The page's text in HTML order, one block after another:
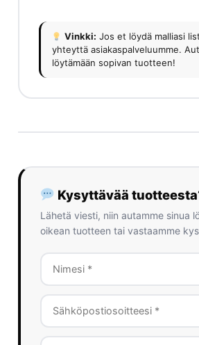
Vinkki: Jos et löydä malliasi
yhteyttä asiakaspalveluumme.
löytämään sopivan tuotteen!
Kysyttävää
Lähetä viesti, niin autamme sinua
oikean tuotteen tai vastaamme